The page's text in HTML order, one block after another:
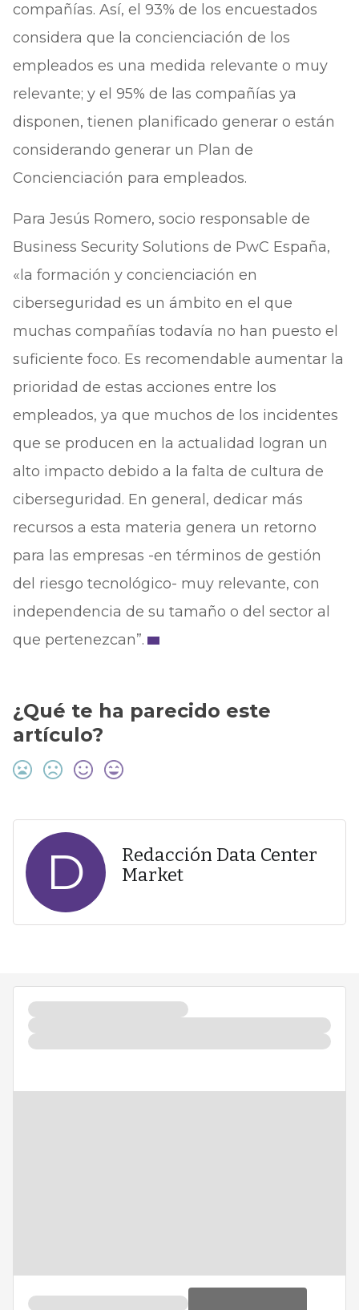
compañías. Así, el 93% de los encuestados
considera que la concienciación de los
empleados es una medida relevante o muy
relevante; y el 95% de las compañías ya
disponen, tienen planificado generar o están
considerando generar un Plan de
Concienciación para empleados.
Para Jesús Romero, socio responsable de
Business Security Solutions de PwC España,
«la formación y concienciación en
ciberseguridad es un ámbito en el que
muchas compañías todavía no han puesto el
suficiente foco. Es recomendable aumentar la
prioridad de estas acciones entre los
empleados, ya que muchos de los incidentes
que se producen en la actualidad logran un
alto impacto debido a la falta de cultura de
ciberseguridad. En general, dedicar más
recursos a esta materia genera un retorno
para las empresas -en términos de gestión
del riesgo tecnológico- muy relevante, con
independencia de su tamaño o del sector al
que pertenezcan”.
¿Qué te ha parecido este
artículo?
D
Redacción Data Center
Market